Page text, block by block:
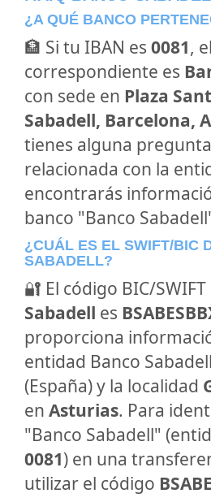
¿A QUÉ BANCO
🏦 Si tu IBAN es 0081,
correspondiente es
con sede en Plaza
Sabadell, Barcelona,
tienes alguna
relacionada con la
encontrarás
banco "Banco
¿CUÁL ES EL SWIFT/BIC
SABADELL?
🔐 El código BIC/SWIFT
Sabadell es
proporciona
entidad Banco
(España) y la localidad
en Asturias. Para
"Banco Sabadell"
0081) en una
utilizar el código